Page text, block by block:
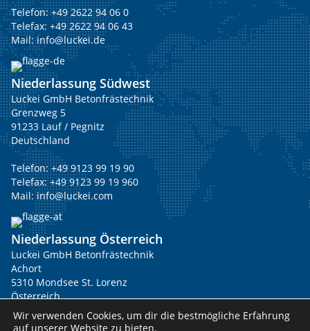
Telefon:+49 2622 94 06 0
Telefax: +49 2622 94 06 43
Mail:info@luckei.de
Niederlassung Südwest
Luckei GmbH Betonfrästechnik
Grenzweg 5
91233 Lauf / Pegnitz
Deutschland
Telefon:+49 9123 99 19 90
Telefax: +49 9123 99 19 960
Mail:info@luckei.com
Niederlassung Österreich
Luckei GmbH Betonfrästechnik
Achort
5310 Mondsee St. Lorenz
Österreich
Telefon:+43 676 61 26 717
Wir verwenden Cookies, um dir die bestmögliche Erfahrung
auf unserer Website zu bieten.